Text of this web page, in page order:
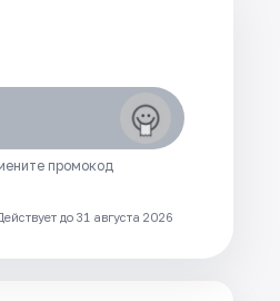
промокод
до 31 августа 2026